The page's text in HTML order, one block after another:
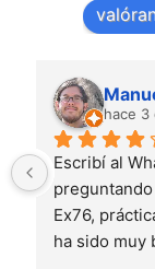
hace
El trato con
y ya; es
antes,